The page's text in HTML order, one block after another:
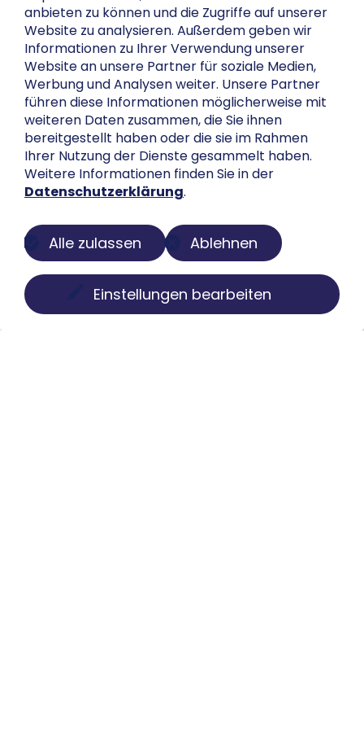
anbieten zu können und die Zugriffe auf unserer
Website zu analysieren. Außerdem geben wir
Informationen zu Ihrer Verwendung unserer
Website an unsere Partner für soziale Medien,
Werbung und Analysen weiter. Unsere Partner
führen diese Informationen möglicherweise mit
weiteren Daten zusammen, die Sie ihnen
bereitgestellt haben oder die sie im Rahmen
Ihrer Nutzung der Dienste gesammelt haben.
Weitere Informationen finden Sie in der
Datenschutzerklärung.
Einstellungen bearbeiten
Ablehnen
Alle zulassen